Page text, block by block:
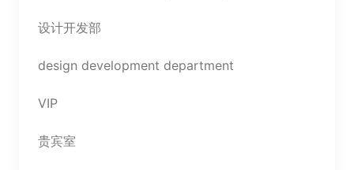
设计开发部
design development department
VIP
贵宾室